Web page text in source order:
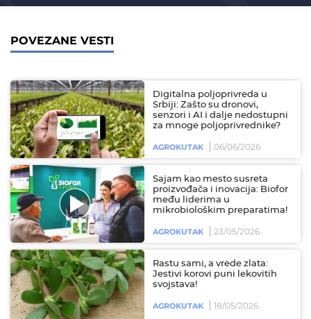
POVEZANE VESTI
Digitalna poljoprivreda u
Srbiji: Zašto su dronovi,
senzori i AI i dalje nedostupni
za mnoge poljoprivrednike?
AGROKUTAK 06/06/2026
Sajam kao mesto susreta
proizvođača i inovacija: Biofor
među liderima u
mikrobiološkim preparatima!
AGROKUTAK 23/05/2026
Rastu sami, a vrede zlata:
Jestivi korovi puni lekovitih
svojstava!
AGROKUTAK 18/05/2026